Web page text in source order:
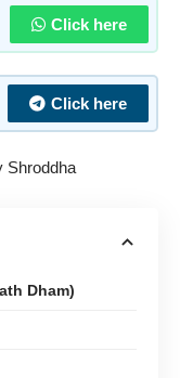
Click here
Click here
Shroddha
Dham)